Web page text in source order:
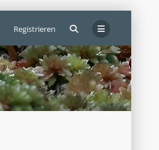
Registrieren